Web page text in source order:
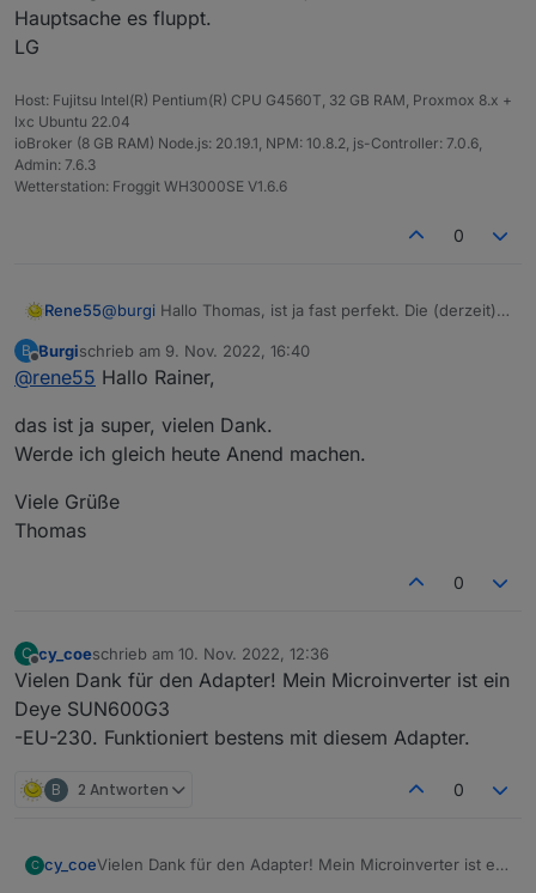
Hauptsache es fluppt.
LG
Host: Fujitsu Intel(R) Pentium(R) CPU G4560T, 32 GB RAM, Proxmox 8.x +
lxc Ubuntu 22.04
ioBroker (8 GB RAM) Node.js: 20.19.1, NPM: 10.8.2, js-Controller: 7.0.6,
Admin: 7.6.3
Wetterstation: Froggit WH3000SE V1.6.6
0
Rene55@burgi Hallo Thomas, ist ja fast perfekt. Die (derzeit)
man bei Gelegenheit updaten.
LG Rainer
B
Offline
Burgischrieb am 9. Nov. 2022, 16:40
zuletzt editiert von
@rene55 Hallo Rainer,
das ist ja super, vielen Dank.
Werde ich gleich heute Anend machen.
Viele Grüße
Thomas
0
C
Offline
cy_coeschrieb am 10. Nov. 2022, 12:36
zuletzt editiert von
Vielen Dank für den Adapter! Mein Microinverter ist ein
Deye SUN600G3
-EU-230. Funktioniert bestens mit diesem Adapter.
B 2 Antworten 0
C cy_coeVielen Dank für den Adapter! Mein Microinverter ist ein